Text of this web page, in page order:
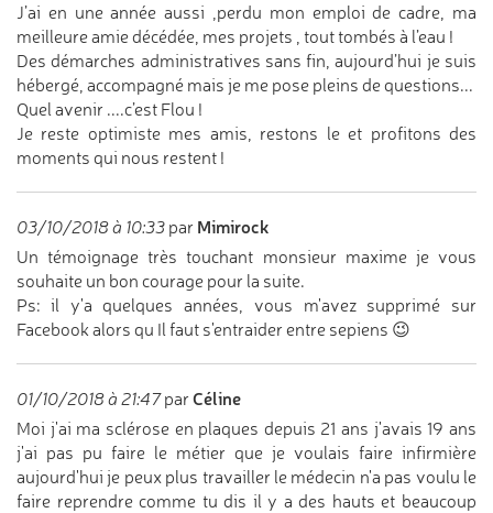
J’ai en une année aussi ,perdu mon emploi de cadre, ma
meilleure amie décédée, mes projets , tout tombés à l’eau !
Des démarches administratives sans fin, aujourd’hui je suis
hébergé, accompagné mais je me pose pleins de questions...
Quel avenir ....c’est Flou !
Je reste optimiste mes amis, restons le et profitons des
moments qui nous restent !
03/10/2018 à 10:33 par Mimirock
Un témoignage très touchant monsieur maxime je vous
souhaite un bon courage pour la suite.
Ps: il y'a quelques années, vous m'avez supprimé sur
Facebook alors qu Il faut s'entraider entre sepiens 😉
01/10/2018 à 21:47par Céline
Moi j'ai ma sclérose en plaques depuis 21 ans j'avais 19 ans
j'ai pas pu faire le métier que je voulais faire infirmière
aujourd'hui je peux plus travailler le médecin n'a pas voulu le
faire reprendre comme tu dis il y a des hauts et beaucoup